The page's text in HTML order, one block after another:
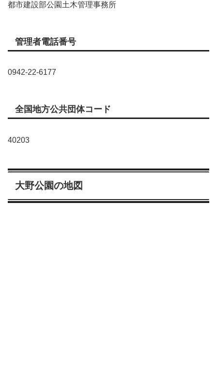
都市建設部公園土木管理事務所
管理者電話番号
0942-22-6177
全国地方公共団体コード
40203
大野公園の地図